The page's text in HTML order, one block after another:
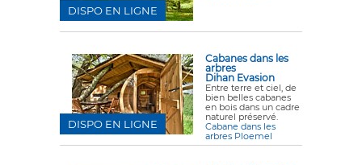
DISPO EN LIGNE
Cabanes dans les
arbres
Dihan Evasion
Entre terre et ciel, de
bien belles cabanes
en bois dans un cadre
naturel préservé.
Cabane dans les
arbres Ploemel
DISPO EN LIGNE